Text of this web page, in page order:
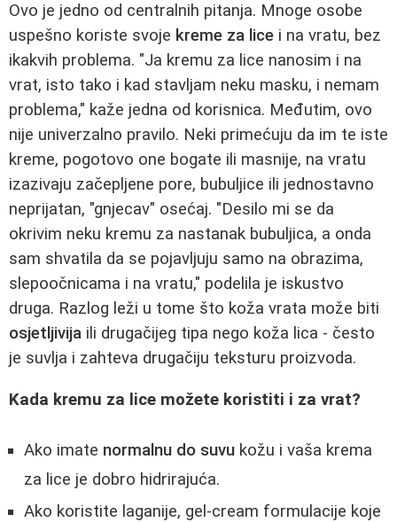
Ovo je jedno od centralnih pitanja. Mnoge osobe
uspešno koriste svoje kreme za lice i na vratu, bez
ikakvih problema. "Ja kremu za lice nanosim i na
vrat, isto tako i kad stavljam neku masku, i nemam
problema," kaže jedna od korisnica. Međutim, ovo
nije univerzalno pravilo. Neki primećuju da im te iste
kreme, pogotovo one bogate ili masnije, na vratu
izazivaju začepljene pore, bubuljice ili jednostavno
neprijatan, "gnjecav" osećaj. "Desilo mi se da
okrivim neku kremu za nastanak bubuljica, a onda
sam shvatila da se pojavljuju samo na obrazima,
slepoočnicama i na vratu," podelila je iskustvo
druga. Razlog leži u tome što koža vrata može biti
osjetljivija ili drugačijeg tipa nego koža lica - često
je suvlja i zahteva drugačiju teksturu proizvoda.
Kada kremu za lice možete koristiti i za vrat?
Ako imate normalnu do suvu kožu i vaša krema
za lice je dobro hidrirajuća.
Ako koristite laganije, gel-cream formulacije koje